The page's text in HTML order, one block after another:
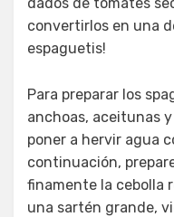
convertirlos en una
espaguetis!
Para preparar los
anchoas, aceitunas
poner a hervir agua
continuación,
finamente la cebolla
una sartén grande,